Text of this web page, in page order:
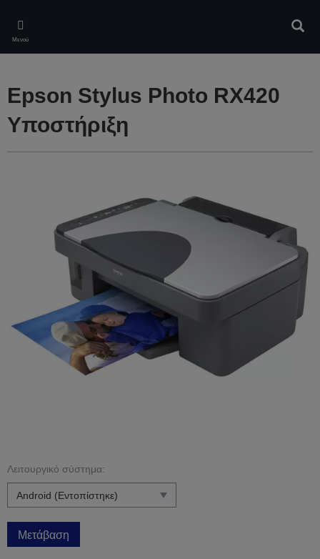
main
content
Μενού
Epson Stylus Photo RX420
Υποστήριξη
Λειτουργικό σύστημα:
Μετάβαση